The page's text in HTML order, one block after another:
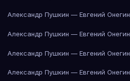
Александр Пушкин — Евгений Онегин
Александр Пушкин — Евгений Онегин
Александр Пушкин — Евгений Онегин
Александр Пушкин — Евгений Онегин